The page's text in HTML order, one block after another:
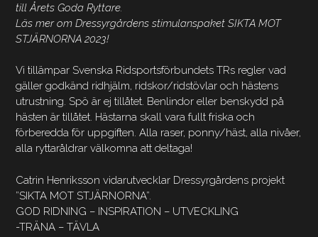
till Årets Goda Ryttare.
Läs mer om Dressyrgårdens stimulanspaket SIKTA MOT
STJÄRNORNA 2023!
Vi tillämpar Svenska Ridsportsförbundets TRs regler vad
gäller godkänd ridhjälm, ridskor/ridstövlar och hästens
utrustning. Spö är ej tillåtet. Benlindor eller benskydd på
hästen är tillåtet. Hästarna skall vara fullt friska och
förberedda för uppgiften. Alla raser, ponny/häst, alla nivåer,
alla ryttaråldrar välkomna att deltaga!
Catrin Henriksson vidarutvecklar Dressyrgårdens projekt
”SIKTA MOT STJÄRNORNA”.
GOD RIDNING – INSPIRATION – UTVECKLING
-TRÄNA – TÄVLA